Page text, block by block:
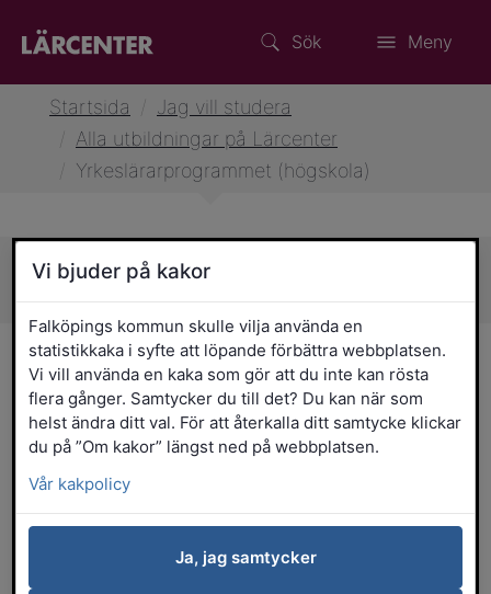
Sök Meny
Startsida
Jag vill studera
Alla utbildningar på Lärcenter
Yrkeslärarprogrammet (högskola)
Sidans innehåll
Yrkeslärarprogrammet
(högskola)
Vi bjuder på kakor
Falköpings kommun skulle vilja använda en
statistikkaka i syfte att löpande förbättra webbplatsen.
Vi vill använda en kaka som gör att du inte kan rösta
flera gånger. Samtycker du till det? Du kan när som
helst ändra ditt val. För att återkalla ditt samtycke klickar
du på ”Om kakor” längst ned på webbplatsen.
Vår kakpolicy
Ja, jag samtycker